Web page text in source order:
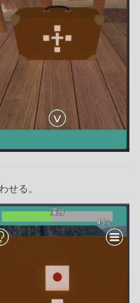
せる。